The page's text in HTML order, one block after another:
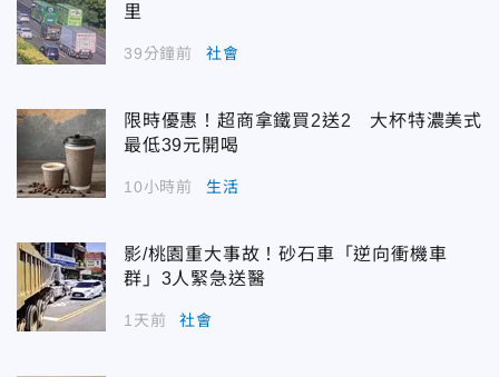
里
39分鐘前 社會
限時優惠！超商拿鐵買2送2 大杯特濃美式
最低39元開喝
10小時前 生活
影/桃園重大事故！砂石車「逆向衝機車
群」3人緊急送醫
1天前 社會